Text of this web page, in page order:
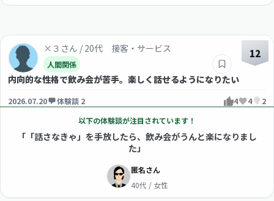
12
人間関係
×３さん / 20代 接客・サービス
内向的な性格で飲み会が苦手。楽しく話せるようになりたい
2026.07.20 体験談 2 4 4
2
以下の体験談が注目されています！
「「話さなきゃ」を手放したら、飲み会がうんと楽になりまし
た」
匿名さん
40代 / 女性